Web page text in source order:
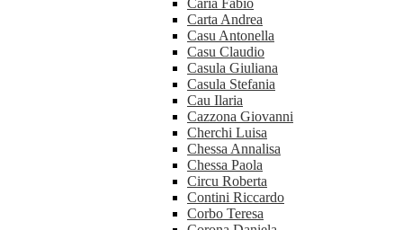
Caria Fabio
Carta Andrea
Casu Antonella
Casu Claudio
Casula Giuliana
Casula Stefania
Cau Ilaria
Cazzona Giovanni
Cherchi Luisa
Chessa Annalisa
Chessa Paola
Circu Roberta
Contini Riccardo
Corbo Teresa